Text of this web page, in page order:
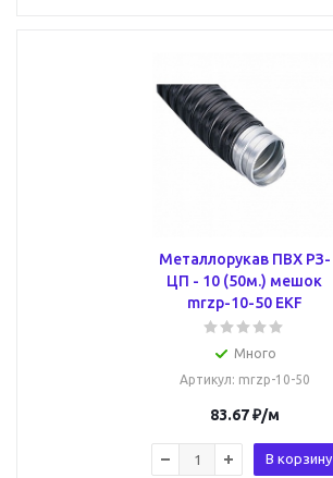
Металлорукав ПВХ РЗ-
ЦП - 10 (50м.) мешок
mrzp-10-50 EKF
Много
Артикул: mrzp-10-50
83.67₽/м
В корзину